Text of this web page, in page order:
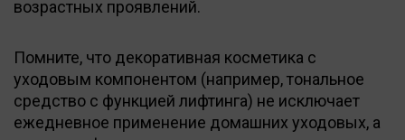
возрастных проявлений.
Помните, что декоративная косметика с
уходовым компонентом (например, тональное
средство с функцией лифтинга) не исключает
ежедневное применение домашних уходовых, а